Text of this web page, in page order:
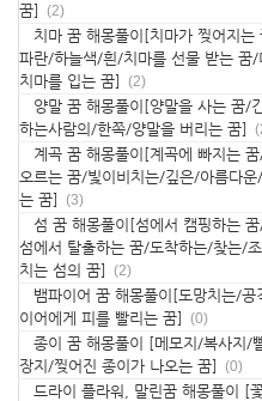
꿈] (2)
치마 꿈 해몽풀이[치마가 찢어지
파란/하늘색/흰/치마를 선물 받는 꿈
치마를 입는 꿈] (2)
양말 꿈 해몽풀이[양말을 사는 꿈/
하는사람의/한쪽/양말을 버리는 꿈]
계곡 꿈 해몽풀이[계곡에 빠지는
오르는 꿈/빛이비치는/깊은/아름다
는 꿈] (3)
섬 꿈 해몽풀이[섬에서 캠핑하는
섬에서 탈출하는 꿈/도착하는/찾는/
치는 섬의 꿈] (2)
뱀파이어 꿈 해몽풀이[도망치는/
이어에게 피를 빨리는 꿈] (0)
종이 꿈 해몽풀이 [메모지/복사지/
장지/찢어진 종이가 나오는 꿈] (0)
드라이 플라워, 말린꿈 해몽풀이 [